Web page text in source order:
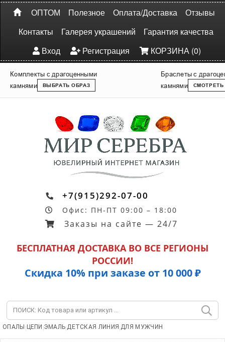
ОПТОМ Полезное Оплата/Доставка
Отзывы
Контакты
Галерея украшений
Гарантия качества
Вход
Регистрация КОРЗИНА (0)
Комплекты с драгоценными
камнями
ВЫБРАТЬ ОБРАЗ
Браслеты с
камнями
СМОТРЕТЬ
+7(915)292-07-00
Офис: ПН-ПТ 09:00 – 18:00
Заказы на сайте — 24/7
БЕСПЛАТНАЯ ДОСТАВКА ВО ВСЕ РЕГИОНЫ
РОССИИ!
Скидка 10% при заказе от 10 000 ₽
ОПАЛЫ | ЦЕПИ |ЭМАЛЬ|ДЕТСКАЯ ЛИНИЯ |ДЛЯ МУЖЧИН